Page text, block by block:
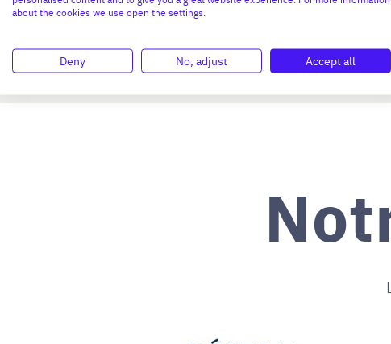
about the cookies we use open the settings.
Deny No, adjust Accept all